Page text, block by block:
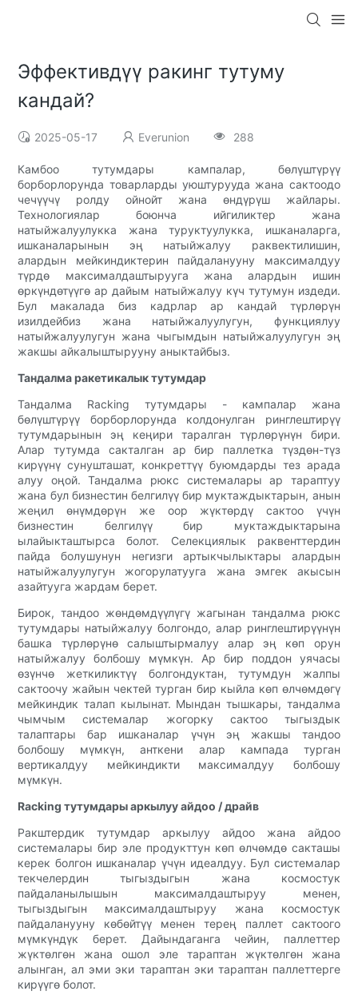
Эффективдүү ракинг тутуму
кандай?
2025-05-17 Everunion 288
Камбоо тутумдары кампалар, бөлүштүрүү
борборлорунда товарларды уюштурууда жана сактоодо
чечүүчү ролду ойнойт жана өндүрүш жайлары.
Технологиялар боюнча ийгиликтер жана
натыйжалуулукка жана туруктуулукка, ишканаларга,
ишканаларынын эң натыйжалуу раквектилишин,
алардын мейкиндиктерин пайдаланууну максималдуу
түрдө максималдаштырууга жана алардын ишин
өркүндөтүүгө ар дайым натыйжалуу күч тутумун издеди.
Бул макалада биз кадрлар ар кандай түрлөрүн
изилдейбиз жана натыйжалуулугун, функциялуу
натыйжалуулугун жана чыгымдын натыйжалуулугун эң
жакшы айкалыштырууну аныктайбыз.
Тандалма ракетикалык тутумдар
Тандалма Racking тутумдары - кампалар жана
бөлүштүрүү борборлорунда колдонулган ринглештирүү
тутумдарынын эң кеңири таралган түрлөрүнүн бири.
Алар тутумда сакталган ар бир паллетка түздөн-түз
кирүүнү сунушташат, конкреттүү буюмдарды тез арада
алуу оңой. Тандалма рюкс системалары ар тараптуу
жана бул бизнестин белгилүү бир муктаждыктарын, анын
жеңил өнүмдөрүн же оор жүктөрдү сактоо үчүн
бизнестин белгилүү бир муктаждыктарына
ылайыкташтырса болот. Селекциялык раквенттердин
пайда болушунун негизги артыкчылыктары алардын
натыйжалуулугун жогорулатууга жана эмгек акысын
азайтууга жардам берет.
Бирок, тандоо жөндөмдүүлүгү жагынан тандалма рюкс
тутумдары натыйжалуу болгондо, алар ринглештирүүнүн
башка түрлөрүнө салыштырмалуу алар эң көп орун
натыйжалуу болбошу мүмкүн. Ар бир поддон уячасы
өзүнчө жеткиликтүү болгондуктан, тутумдун жалпы
сактоочу жайын чектей турган бир кыйла көп өлчөмдөгү
мейкиндик талап кылынат. Мындан тышкары, тандалма
чымчым системалар жогорку сактоо тыгыздык
талаптары бар ишканалар үчүн эң жакшы тандоо
болбошу мүмкүн, анткени алар кампада турган
вертикалдуу мейкиндикти максималдуу болбошу
мүмкүн.
Racking тутумдары аркылуу айдоо / драйв
Ракштердик тутумдар аркылуу айдоо жана айдоо
системалары бир эле продукттун көп өлчөмдө сакташы
керек болгон ишканалар үчүн идеалдуу. Бул системалар
текчелердин тыгыздыгын жана космостук
пайдаланылышын максималдаштыруу менен,
тыгыздыгын максималдаштыруу жана космостук
пайдаланууну көбөйтүү менен терең паллет сактоого
мүмкүндүк берет. Дайындаганга чейин, паллеттер
жүктөлгөн жана ошол эле тараптан жүктөлгөн жана
алынган, ал эми эки тараптан эки тараптан паллеттерге
кирүүгө болот.